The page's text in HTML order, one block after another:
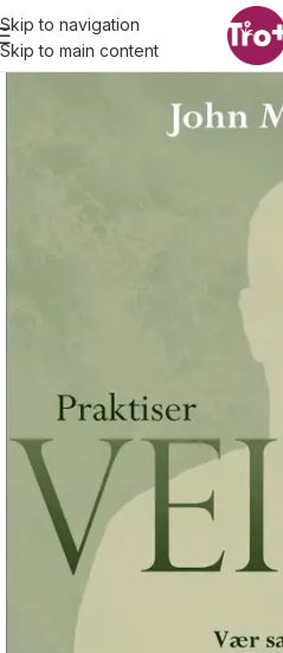
Skip to navigation
Skip to main content